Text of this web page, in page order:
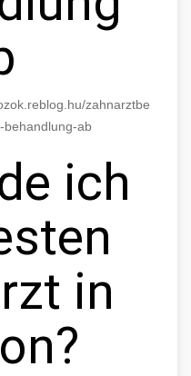
zahnarztbesuch-
behandlung-ab
ich
in